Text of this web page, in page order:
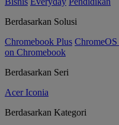
Berdasarkan Solusi
Chromebook Plus
on Chromebook
Berdasarkan Seri
Acer Iconia
Berdasarkan Kategori